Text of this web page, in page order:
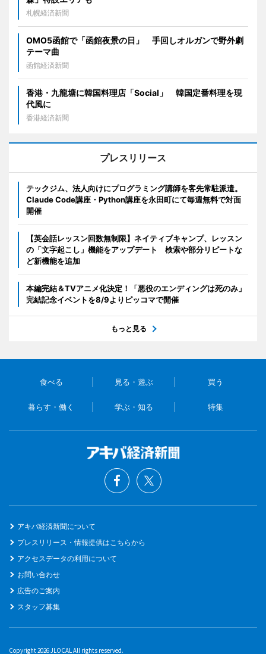
札幌経済新聞
OMO5函館で「函館夜景の日」 手回しオルガンで野外劇
テーマ曲
函館経済新聞
香港・九龍塘に韓国料理店「Social」 韓国定番料理を現
代風に
香港経済新聞
プレスリリース
テックジム、法人向けにプログラミング講師を客先常駐派遣。
Claude Code講座・Python講座を永田町にて毎週無料で対面
開催
【英会話レッスン回数無制限】ネイティブキャンプ、レッスン
の「文字起こし」機能をアップデート 検索や部分リピートな
ど新機能を追加
本編完結＆TVアニメ化決定！「悪役のエンディングは死のみ」
完結記念イベントを8/9よりピッコマで開催
もっと見る
食べる 見る・遊ぶ 買う
暮らす・働く 学ぶ・知る 特集
アキバ経済新聞について
プレスリリース・情報提供はこちらから
アクセスデータの利用について
お問い合わせ
広告のご案内
スタッフ募集
Copyright 2026 JLOCAL All rights reserved.